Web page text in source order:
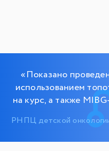
«Показано
использованием
на курс, а также
РНПЦ детской